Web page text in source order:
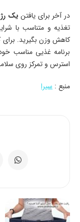
در آخر برای یافتن یک
تغذیه و متناسب با
کاهش وزن بگیرید.
برنامه غذیی مناسب
استرس و تمرکز روی
منبع : سیرا